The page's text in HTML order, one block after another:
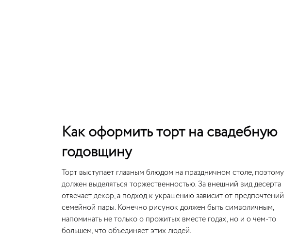
Как оформить торт на свадебную
годовщину
Торт выступает главным блюдом на праздничном столе, поэтому
должен выделяться торжественностью. За внешний вид десерта
отвечает декор, а подход к украшению зависит от предпочтений
семейной пары. Конечно рисунок должен быть символичным,
напоминать не только о прожитых вместе годах, но и о чем-то
большем, что объединяет этих людей.